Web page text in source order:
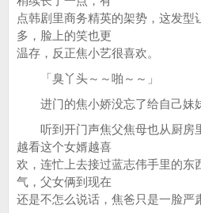
点韩剧里商务精英的架势，这发型
多，脸上的笑也更
温存，反正焦小艺很喜欢。
「臭丫头～～啪～～」
进门的焦小娇没忘了给自己妹妹
听到开门声焦父焦母也从厨房
越看这个女婿越喜
欢，连忙上去接过蓝志伟手里的东
气，父女俩到现在
还是不怎么说话，焦爸只是一脸严